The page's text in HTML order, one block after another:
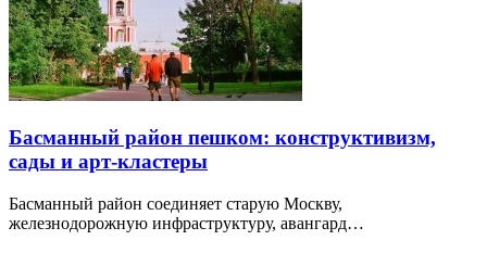
Басманный район пешком: конструктивизм,
сады и арт-кластеры
Басманный район соединяет старую Москву,
железнодорожную инфраструктуру, авангард…